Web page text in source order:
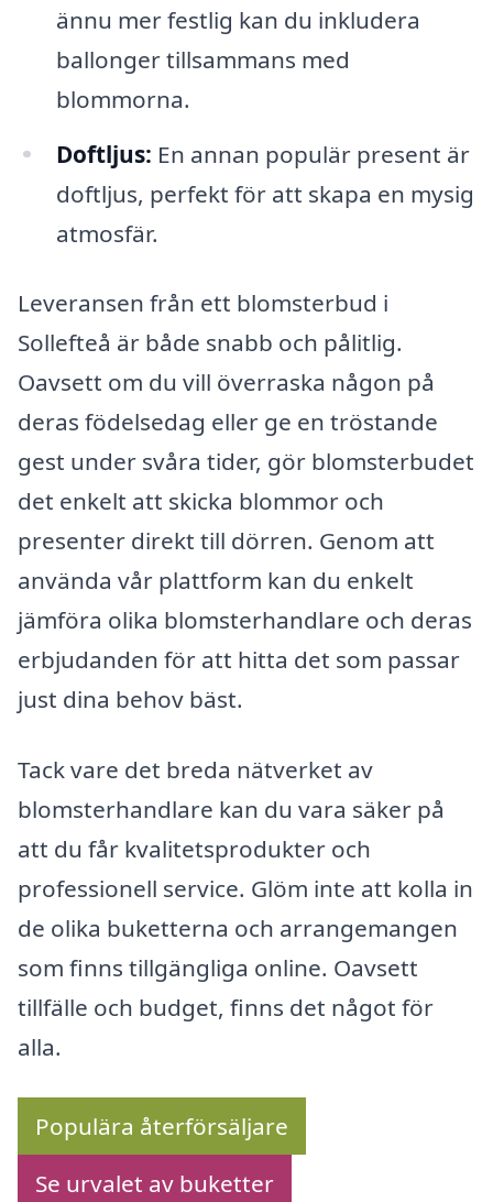
ännu mer festlig kan du inkludera
ballonger tillsammans med
blommorna.
Doftljus: En annan populär present är
doftljus, perfekt för att skapa en mysig
atmosfär.
Leveransen från ett blomsterbud i
Sollefteå är både snabb och pålitlig.
Oavsett om du vill överraska någon på
deras födelsedag eller ge en tröstande
gest under svåra tider, gör blomsterbudet
det enkelt att skicka blommor och
presenter direkt till dörren. Genom att
använda vår plattform kan du enkelt
jämföra olika blomsterhandlare och deras
erbjudanden för att hitta det som passar
just dina behov bäst.
Tack vare det breda nätverket av
blomsterhandlare kan du vara säker på
att du får kvalitetsprodukter och
professionell service. Glöm inte att kolla in
de olika buketterna och arrangemangen
som finns tillgängliga online. Oavsett
tillfälle och budget, finns det något för
alla.
Populära återförsäljare
Se urvalet av buketter